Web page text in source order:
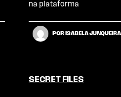
na plataforma
POR ISABELA JUNQUEIRA
SECRET FILES